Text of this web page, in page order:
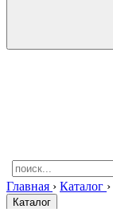
Главная › Каталог ›
Каталог